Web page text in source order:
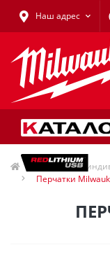
Наш адрес
Средства
Перчатки